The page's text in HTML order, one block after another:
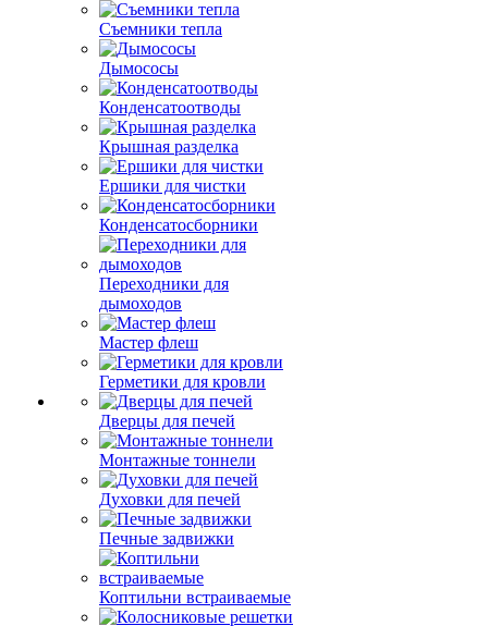
Съемники тепла
Дымососы
Конденсатоотводы
Крышная разделка
Ершики для чистки
Конденсатосборники
Переходники для
дымоходов
Мастер флеш
Герметики для кровли
Дверцы для печей
Монтажные тоннели
Духовки для печей
Печные задвижки
Коптильни встраиваемые